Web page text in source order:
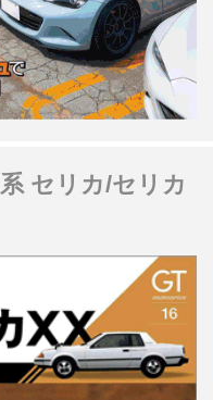
セリカ/セリカ